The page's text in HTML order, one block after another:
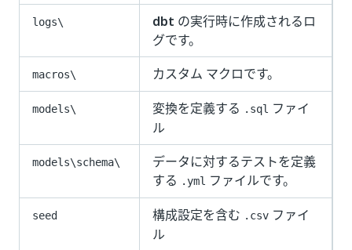
logs\ dbt の実行時に作成されるロ
グです。
macros\ カスタム マクロです。
models\ 変換を定義する .sql ファイ
ル
models\schema\
データに対するテストを定義
する .yml ファイルです。
seed 構成設定を含む .csv ファイ
ル